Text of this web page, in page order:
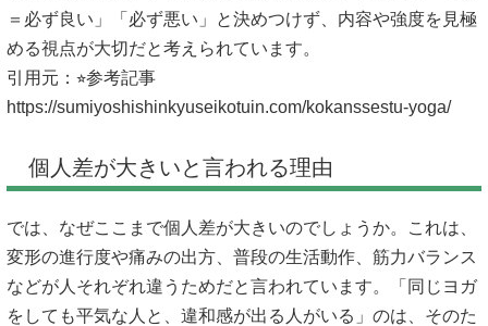
＝必ず良い」「必ず悪い」と決めつけず、内容や強度を見極
める視点が大切だと考えられています。
引用元：⭐︎参考記事
https://sumiyoshishinkyuseikotuin.com/kokanssestu-yoga/
個人差が大きいと言われる理由
では、なぜここまで個人差が大きいのでしょうか。これは、
変形の進行度や痛みの出方、普段の生活動作、筋力バランス
などが人それぞれ違うためだと言われています。「同じヨガ
をしても平気な人と、違和感が出る人がいる」のは、そのた